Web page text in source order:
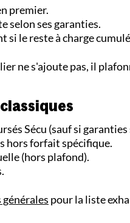
premier.
selon ses garanties.
le reste à charge
ne s'ajoute pas, il
Sécu (sauf si
hors forfait spécifique.
(hors plafond).
pour la liste